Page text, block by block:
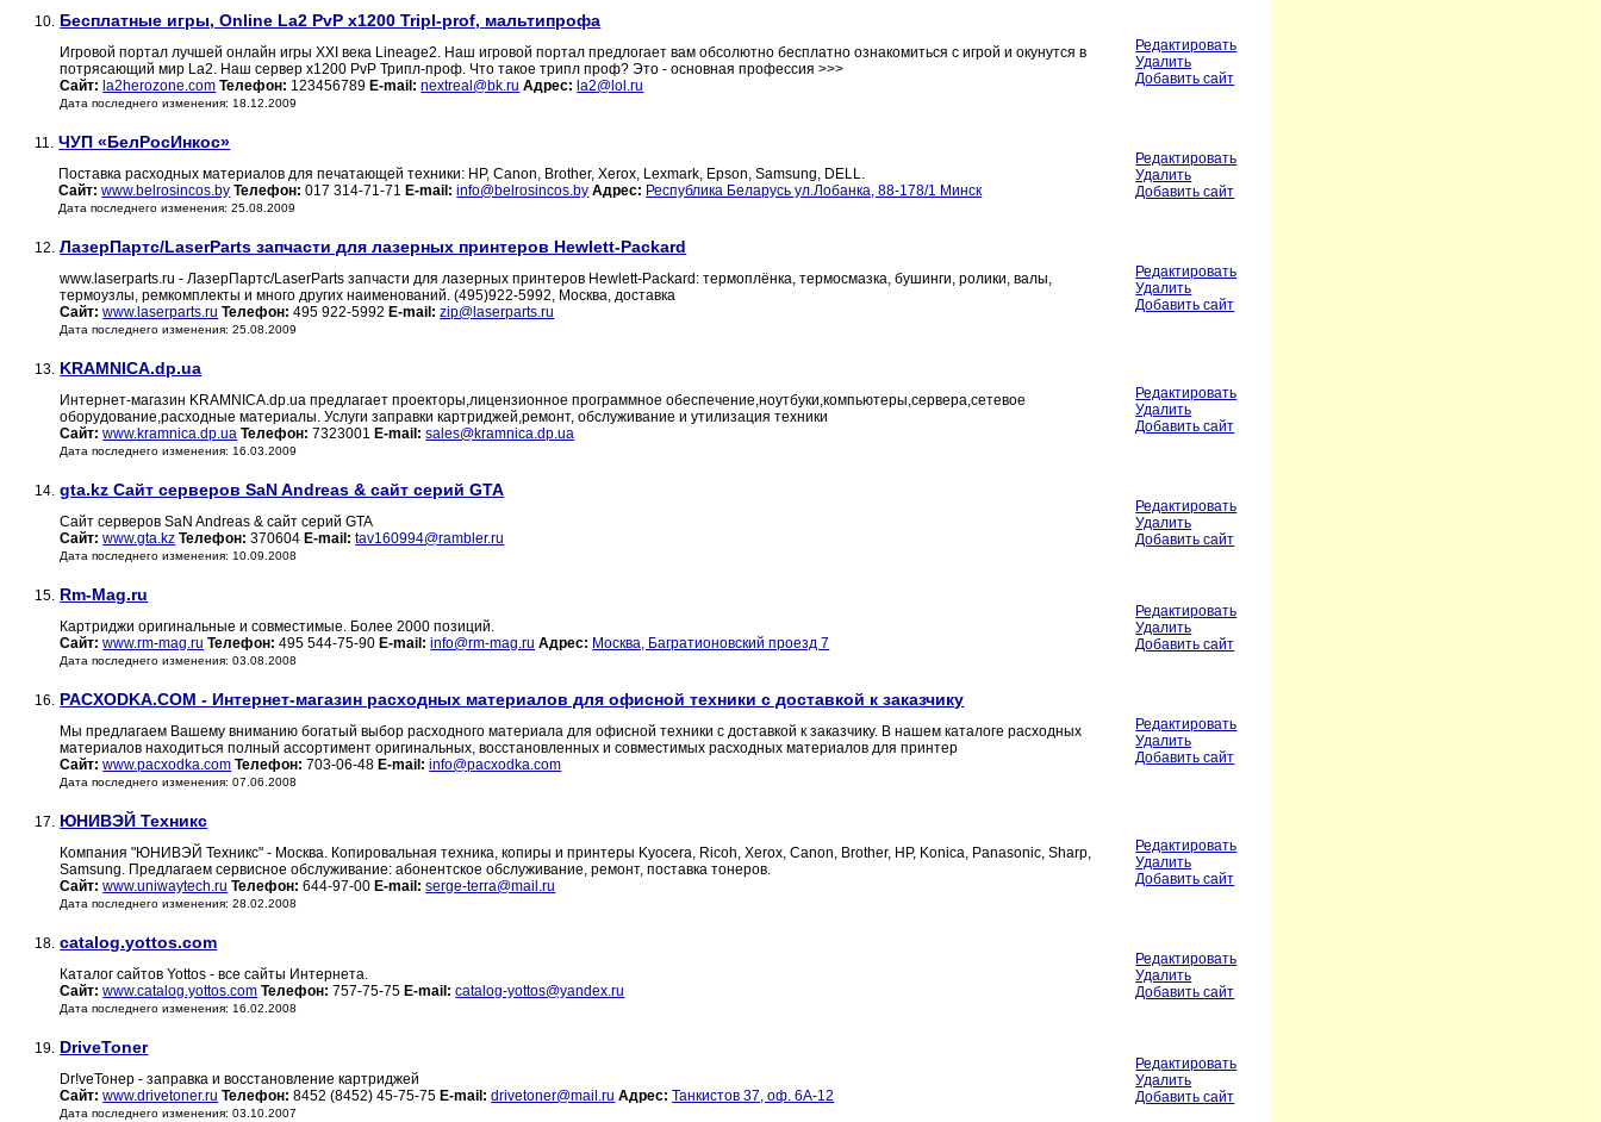
10. Бесплатные игры, Online La2 PvP x1200 Tripl-prof, мальтипрофа
Игровой портал лучшей онлайн игры XXI века Lineage2. Наш игровой портал предлогает вам обсолютно бесплатно ознакомиться с игрой и окунутся в
потрясающий мир La2. Наш сервер x1200 PvP Трипл-проф. Что такое трипл проф? Это - основная профессия >>>
Сайт: la2herozone.com Телефон: 123456789 E-mail: nextreal@bk.ru Адрес: la2@lol.ru
Дата последнего изменения: 18.12.2009
Редактировать
Удалить
Добавить сайт
11. ЧУП «БелРосИнкос»
Поставка расходных материалов для печатающей техники: HP, Canon, Brother, Xerox, Lexmark, Epson, Samsung, DELL.
Сайт: www.belrosincos.by Телефон: 017 314-71-71 E-mail: info@belrosincos.by Адрес: Республика Беларусь ул.Лобанка, 88-178/1 Минск
Дата последнего изменения: 25.08.2009
Редактировать
Удалить
Добавить сайт
12. ЛазерПартс/LaserParts запчасти для лазерных принтеров Hewlett-Packard
www.laserparts.ru - ЛазерПартс/LaserParts запчасти для лазерных принтеров Hewlett-Packard: термоплёнка, термосмазка, бушинги, ролики, валы,
термоузлы, ремкомплекты и много других наименований. (495)922-5992, Москва, доставка
Сайт: www.laserparts.ru Телефон: 495 922-5992 E-mail: zip@laserparts.ru
Дата последнего изменения: 25.08.2009
Редактировать
Удалить
Добавить сайт
13. KRAMNICA.dp.ua
Интернет-магазин KRAMNICA.dp.ua предлагает проекторы,лицензионное программное обеспечение,ноутбуки,компьютеры,сервера,сетевое
оборудование,расходные материалы. Услуги заправки картриджей,ремонт, обслуживание и утилизация техники
Сайт: www.kramnica.dp.ua Телефон: 7323001 E-mail: sales@kramnica.dp.ua
Дата последнего изменения: 16.03.2009
Редактировать
Удалить
Добавить сайт
14. gta.kz Сайт серверов SaN Andreas & сайт серий GTA
Сайт серверов SaN Andreas & сайт серий GTA
Сайт: www.gta.kz Телефон: 370604 E-mail: tav160994@rambler.ru
Дата последнего изменения: 10.09.2008
Редактировать
Удалить
Добавить сайт
15. Rm-Mag.ru
Картриджи оригинальные и совместимые. Более 2000 позиций.
Сайт: www.rm-mag.ru Телефон: 495 544-75-90 E-mail: info@rm-mag.ru Адрес: Москва, Багратионовский проезд 7
Дата последнего изменения: 03.08.2008
Редактировать
Удалить
Добавить сайт
16. PACXODKA.COM - Интернет-магазин расходных материалов для офисной техники с доставкой к заказчику
Мы предлагаем Вашему вниманию богатый выбор расходного материала для офисной техники с доставкой к заказчику. В нашем каталоге расходных
материалов находиться полный ассортимент оригинальных, восстановленных и совместимых расходных материалов для принтер
Сайт: www.pacxodka.com Телефон: 703-06-48 E-mail: info@pacxodka.com
Дата последнего изменения: 07.06.2008
Редактировать
Удалить
Добавить сайт
17. ЮНИВЭЙ Техникс
Компания "ЮНИВЭЙ Техникс" - Москва. Копировальная техника, копиры и принтеры Kyocera, Ricoh, Xerox, Canon, Brother, HP, Konica, Panasonic, Sharp,
Samsung. Предлагаем сервисное обслуживание: абонентское обслуживание, ремонт, поставка тонеров.
Сайт: www.uniwaytech.ru Телефон: 644-97-00 E-mail: serge-terra@mail.ru
Дата последнего изменения: 28.02.2008
Редактировать
Удалить
Добавить сайт
18. catalog.yottos.com
Каталог сайтов Yottos - все сайты Интернета.
Сайт: www.catalog.yottos.com Телефон: 757-75-75 E-mail: catalog-yottos@yandex.ru
Дата последнего изменения: 16.02.2008
Редактировать
Удалить
Добавить сайт
19. DriveToner
Dr!veТонер - заправка и восстановление картриджей
Сайт: www.drivetoner.ru Телефон: 8452 (8452) 45-75-75 E-mail: drivetoner@mail.ru Адрес: Танкистов 37, оф. 6А-12
Дата последнего изменения: 03.10.2007
Редактировать
Удалить
Добавить сайт